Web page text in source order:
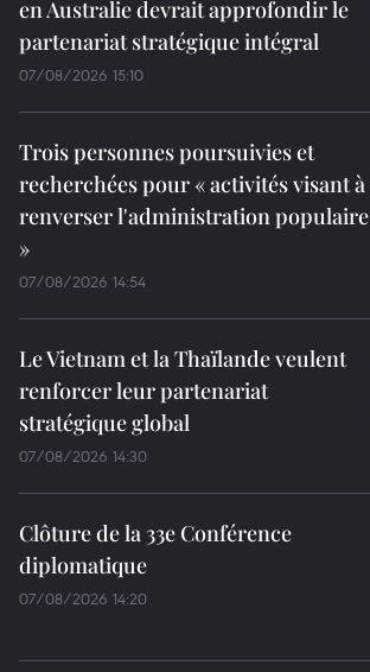
en Australie devrait approfondir le
partenariat stratégique intégral
07/08/2026 15:10
Trois personnes poursuivies et
recherchées pour « activités visant à
renverser l'administration populaire
»
07/08/2026 14:54
Le Vietnam et la Thaïlande veulent
renforcer leur partenariat
stratégique global
07/08/2026 14:30
Clôture de la 33e Conférence
diplomatique
07/08/2026 14:20